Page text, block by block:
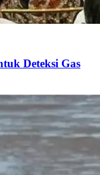
Deteksi Gas